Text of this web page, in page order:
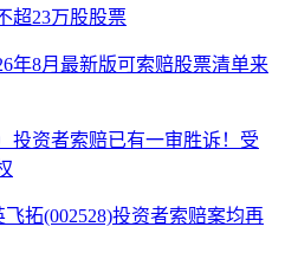
超23万股股票
年8月最新版可索赔股票清单来
投资者索赔已有一审胜诉！受
飞拓(002528)投资者索赔案均再